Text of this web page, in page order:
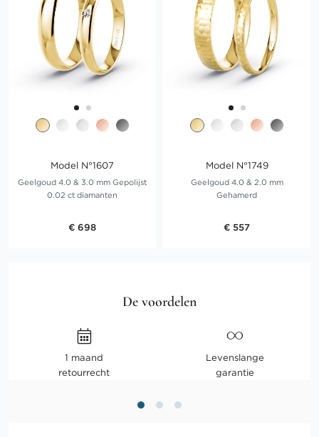
Model N°1607
Geelgoud 4.0 & 3.0 mm Gepolijst
0.02 ct diamanten
€ 698
Model N°1749
Geelgoud 4.0 & 2.0 mm
Gehamerd
€ 557
De voordelen
1 maand
retourrecht
Levenslange
garantie